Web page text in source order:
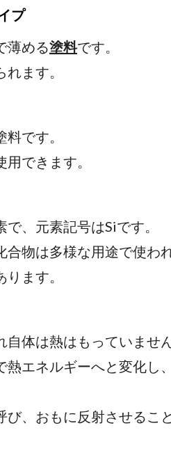
プ
薄める塗料で
す。
った状態の塗
きます。
元素で、元素記号
は多様な用途で使
ます。
れ自体は熱はもって
熱エネルギーへと
しま
び、おもに反射さ